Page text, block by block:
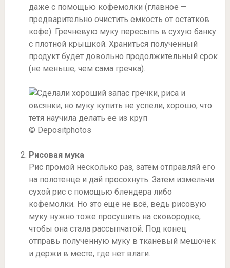
даже с помощью кофемолки (главное —
предварительно очистить емкость от остатков
кофе). Гречневую муку пересыпь в сухую банку
с плотной крышкой. Храниться полученный
продукт будет довольно продолжительный срок
(не меньше, чем сама гречка).
© Depositphotos
Рисовая мука
Рис промой несколько раз, затем отправляй его
на полотенце и дай просохнуть. Затем измельчи
сухой рис с помощью блендера либо
кофемолки. Но это еще не всё, ведь рисовую
муку нужно тоже просушить на сковородке,
чтобы она стала рассыпчатой. Под конец
отправь полученную муку в тканевый мешочек
и держи в месте, где нет влаги.